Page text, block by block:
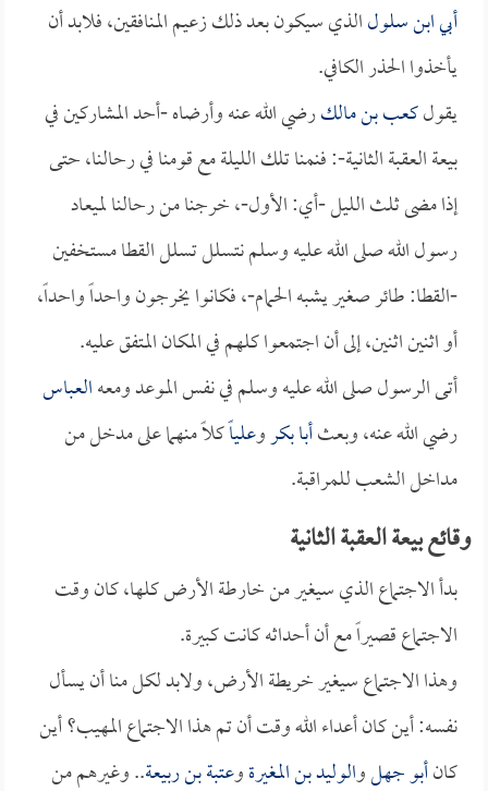
أبي ابن سلولالذي سيكون بعد ذلك زعيم المنافقين، فلابد أن
يأخذوا الحذر الكافي.
يقولكعب بن مالكرضي الله عنه وأرضاه -أحد المشاركين في
بيعة العقبة الثانية-: فنمنا تلك الليلة مع قومنا في رحالنا، حتى
إذا مضى ثلث الليل -أي: الأول-، خرجنا من رحالنا لميعاد
رسول الله صلى الله عليه وسلم نتسلل تسلل القطا مستخفين
-القطا: طائر صغير يشبه الحمام-، فكانوا يخرجون واحداً واحداً،
أو اثنين اثنين، إلى أن اجتمعوا كلهم في المكان المتفق عليه.
أتى الرسول صلى الله عليه وسلم في نفس الموعد ومعهالعباس
رضي الله عنه، وبعثأبا بكروعلياًكلاً منهما على مدخل من
مداخل الشعب للمراقبة.
وقائع بيعة العقبة الثانية
بدأ الاجتماع الذي سيغير من خارطة الأرض كلها، كان وقت
الاجتماع قصيراً مع أن أحداثه كانت كبيرة.
وهذا الاجتماع سيغير خريطة الأرض، ولابد لكل منا أن يسأل
نفسه: أين كان أعداء الله وقت أن تم هذا الاجتماع المهيب؟ أين
كانأبو جهلوالوليد بن المغيرةوعتبة بن ربيعة.. وغيرهم من